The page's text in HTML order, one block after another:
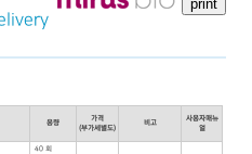
용량
가격
(부가세별도)
비고
사용자매뉴
얼
40 회